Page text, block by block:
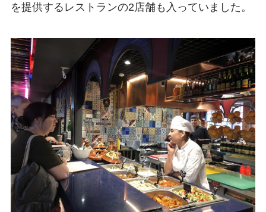
を提供するレストランの2店舗も入っていました。